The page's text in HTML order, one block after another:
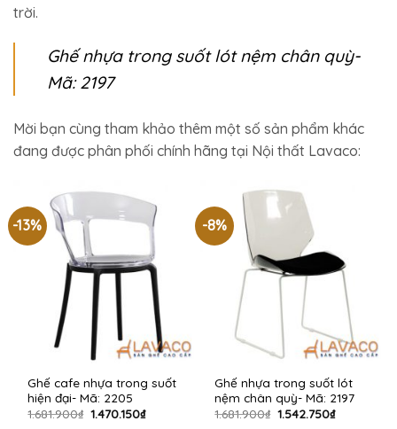
trời.
Ghế nhựa trong suốt lót nệm chân quỳ-
Mã: 2197
Mời bạn cùng tham khảo thêm một số sản phẩm khác
đang được phân phối chính hãng tại Nội thất Lavaco:
-13%
Ghế cafe nhựa trong suốt
hiện đại- Mã: 2205
1.681.900₫ Giá
1.470.150₫Giá
-8%
Ghế nhựa trong suốt lót
nệm chân quỳ- Mã: 2197
1.681.900₫ Giá
1.542.750₫Giá